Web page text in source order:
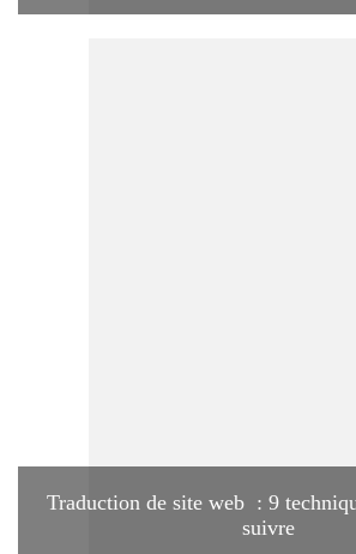
Traduction de site web : 9
suivre